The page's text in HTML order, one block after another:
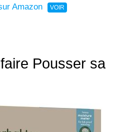
Amazon
Pousser sa